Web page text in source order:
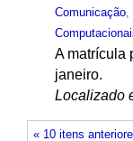
Comunicação,
A matrícula
janeiro.
Localizado
« 10 itens